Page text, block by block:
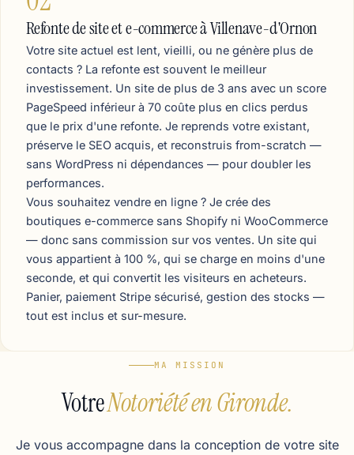
Refonte de site et e-commerce à Villenave-d'Ornon
Votre site actuel est lent, vieilli, ou ne génère plus de
contacts ? La refonte est souvent le meilleur
investissement. Un site de plus de 3 ans avec un score
PageSpeed inférieur à 70 coûte plus en clics perdus
que le prix d'une refonte. Je reprends votre existant,
préserve le SEO acquis, et reconstruis from-scratch —
sans WordPress ni dépendances — pour doubler les
performances.
Vous souhaitez vendre en ligne ? Je crée des
boutiques e-commerce sans Shopify ni WooCommerce
— donc sans commission sur vos ventes. Un site qui
vous appartient à 100 %, qui se charge en moins d'une
seconde, et qui convertit les visiteurs en acheteurs.
Panier, paiement Stripe sécurisé, gestion des stocks —
tout est inclus et sur-mesure.
MA MISSION
VotreNotoriété en Gironde.
Je vous accompagne dans la conception de votre site